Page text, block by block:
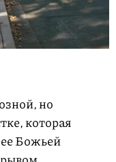
но
которая
ее Божьей